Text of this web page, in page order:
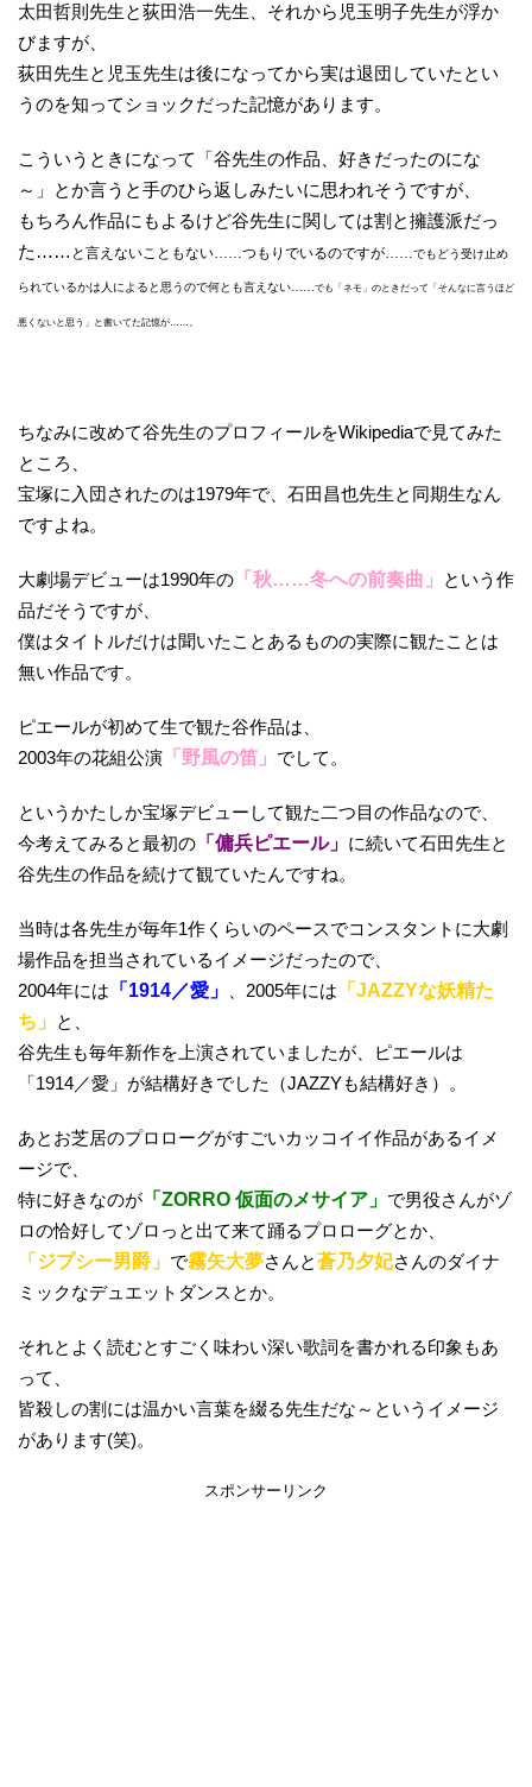
太田哲則先生と荻田浩一先生、それから児玉明子先生が浮か
びますが、
荻田先生と児玉先生は後になってから実は退団していたとい
うのを知ってショックだった記憶があります。
こういうときになって「谷先生の作品、好きだったのにな
～」とか言うと手のひら返しみたいに思われそうですが、
もちろん作品にもよるけど谷先生に関しては割と擁護派だっ
た…… と言えないこともない……つもりでいるのですが……でもどう受け止め
られているかは人によると思うので何とも言えない……でも「ネモ」のときだって「そんなに言うほど
悪くないと思う」と書いてた記憶が……。
ちなみに改めて谷先生のプロフィールをWikipediaで見てみた
ところ、
宝塚に入団されたのは1979年で、石田昌也先生と同期生なん
ですよね。
大劇場デビューは1990年の 「秋……冬への前奏曲」
という作
品だそうですが、
僕はタイトルだけは聞いたことあるものの実際に観たことは
無い作品です。
ピエールが初めて生で観た谷作品は、
2003年の花組公演 「野風の笛」 でして。
というかたしか宝塚デビューして観た二つ目の作品なので、
今考えてみると最初の 「傭兵ピエール」 に続いて石田先生と
谷先生の作品を続けて観ていたんですね。
当時は各先生が毎年1作くらいのペースでコンスタントに大劇
場作品を担当されているイメージだったので、
2004年には 「1914／愛」 、2005年には 「JAZZYな妖精た
ち」 と、
谷先生も毎年新作を上演されていましたが、ピエールは
「1914／愛」が結構好きでした（JAZZYも結構好き）。
あとお芝居のプロローグがすごいカッコイイ作品があるイメ
ージで、
特に好きなのが 「ZORRO 仮面のメサイア」 で男役さんがゾ
ロの恰好してゾロっと出て来て踊るプロローグとか、
「ジプシー男爵」 で霧矢大夢さんと蒼乃夕妃さんのダイナ
ミックなデュエットダンスとか。
それとよく読むとすごく味わい深い歌詞を書かれる印象もあ
って、
皆殺しの割には温かい言葉を綴る先生だな～というイメージ
があります(笑)。
スポンサーリンク